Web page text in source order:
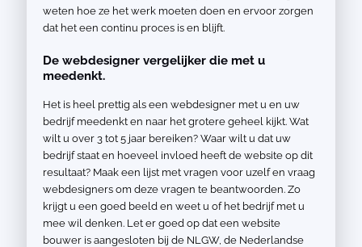
weten hoe ze het werk moeten doen en ervoor zorgen
dat het een continu proces is en blijft.
De webdesigner vergelijker die met u
meedenkt.
Het is heel prettig als een webdesigner met u en uw
bedrijf meedenkt en naar het grotere geheel kijkt. Wat
wilt u over 3 tot 5 jaar bereiken? Waar wilt u dat uw
bedrijf staat en hoeveel invloed heeft de website op dit
resultaat? Maak een lijst met vragen voor uzelf en vraag
webdesigners om deze vragen te beantwoorden. Zo
krijgt u een goed beeld en weet u of het bedrijf met u
mee wil denken. Let er goed op dat een website
bouwer is aangesloten bij de NLGW, de Nederlandse